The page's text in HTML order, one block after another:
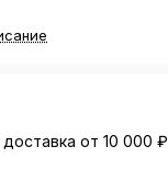
от 10 000 ₽